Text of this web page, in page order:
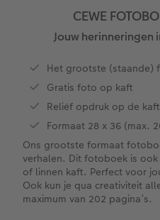
XXL Liggend
Compact
Compact
Kaftsoorten
Square prints
Fine art
Mini prints
Foto in lijst
Premium
Fotosets
Foto op
Foto op
Foto op hout
Foto op
Meerluik
Fineline
Om op te
Met designs
Alle extra's
Textiel
CEWE
Art Prints
Babykaarten
Alle thema's
Met
Huwelijk
Huisdieren
Fotoboektips
CEWE
Cadeaus
Cadeaus
Duurzamere
CEWE
Jouw
Het grootste (staande)
Gratis foto op kaft
Reliëf opdruk op de kaft
Formaat 28 x 36 (max.
Ons grootste formaat
verhalen. Dit fotoboek is
of linnen kaft. Perfect voor
Ook kun je qua creativiteit
maximum van 202 pagina’s.